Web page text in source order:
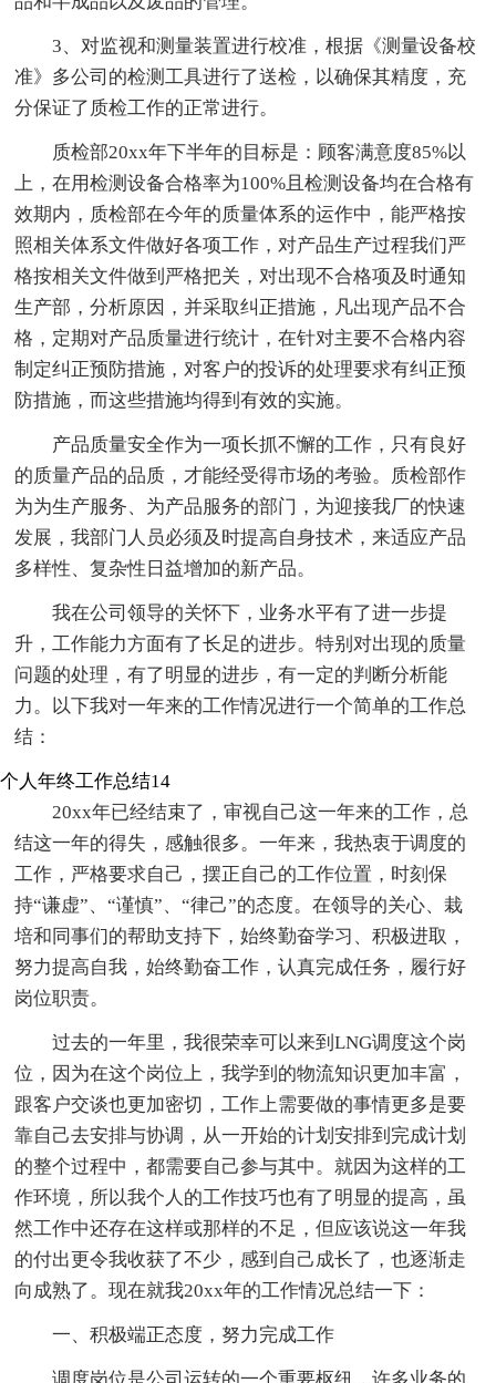
3、对监视和测量装置进行校准，根据《测量设备校
准》多公司的检测工具进行了送检，以确保其精度，充
分保证了质检工作的正常进行。
质检部20xx年下半年的目标是：顾客满意度85%以
上，在用检测设备合格率为100%且检测设备均在合格有
效期内，质检部在今年的质量体系的运作中，能严格按
照相关体系文件做好各项工作，对产品生产过程我们严
格按相关文件做到严格把关，对出现不合格项及时通知
生产部，分析原因，并采取纠正措施，凡出现产品不合
格，定期对产品质量进行统计，在针对主要不合格内容
制定纠正预防措施，对客户的投诉的处理要求有纠正预
防措施，而这些措施均得到有效的实施。
产品质量安全作为一项长抓不懈的工作，只有良好
的质量产品的品质，才能经受得市场的考验。质检部作
为为生产服务、为产品服务的部门，为迎接我厂的快速
发展，我部门人员必须及时提高自身技术，来适应产品
多样性、复杂性日益增加的新产品。
我在公司领导的关怀下，业务水平有了进一步提
升，工作能力方面有了长足的进步。特别对出现的质量
问题的处理，有了明显的进步，有一定的判断分析能
力。以下我对一年来的工作情况进行一个简单的工作总
结：
个人年终工作总结14
20xx年已经结束了，审视自己这一年来的工作，总
结这一年的得失，感触很多。一年来，我热衷于调度的
工作，严格要求自己，摆正自己的工作位置，时刻保
持“谦虚”、“谨慎”、“律己”的态度。在领导的关心、栽
培和同事们的帮助支持下，始终勤奋学习、积极进取，
努力提高自我，始终勤奋工作，认真完成任务，履行好
岗位职责。
过去的一年里，我很荣幸可以来到LNG调度这个岗
位，因为在这个岗位上，我学到的物流知识更加丰富，
跟客户交谈也更加密切，工作上需要做的事情更多是要
靠自己去安排与协调，从一开始的计划安排到完成计划
的整个过程中，都需要自己参与其中。就因为这样的工
作环境，所以我个人的工作技巧也有了明显的提高，虽
然工作中还存在这样或那样的不足，但应该说这一年我
的付出更令我收获了不少，感到自己成长了，也逐渐走
向成熟了。现在就我20xx年的工作情况总结一下：
一、积极端正态度，努力完成工作